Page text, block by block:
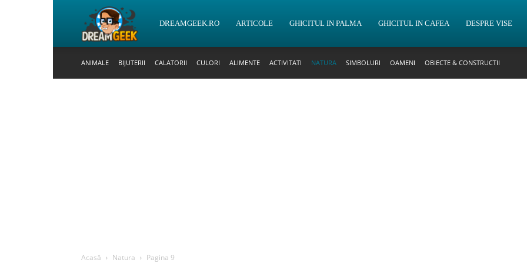
DreamGeek.ro
DREAMGEEK.RO ARTICOLE GHICITUL IN PALMA GHICITUL IN CAFEA DESPRE VISE
ANIMALE BIJUTERII CALATORII CULORI ALIMENTE ACTIVITATI NATURA SIMBOLURI OAMENI OBIECTE & CONSTRUCTII
Acasă Natura Pagina 9